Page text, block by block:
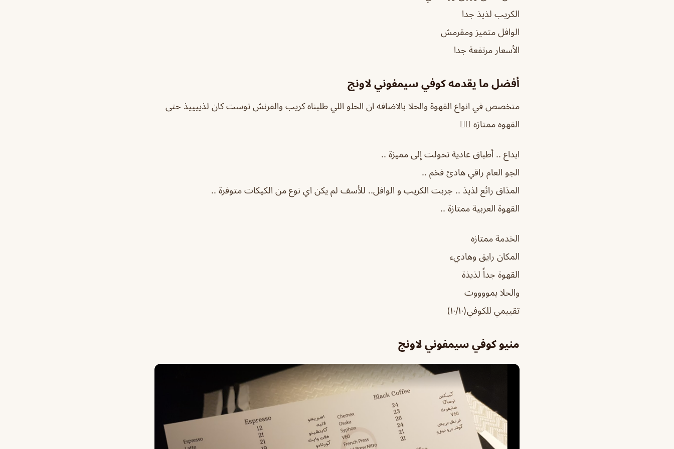
الكريب لذيذ جدا
الوافل متميز ومقرمش
الأسعار مرتفعة جدا
أفضل ما يقدمه كوفي سيمفوني لاونج
متخصص في انواع القهوة والحلا بالاضافه ان الحلو اللي طلبناه كريب والفرنش توست كان لذييييذ حتى
القهوه ممتازه 👍🏻
ابداع .. أطباق عادية تحولت إلى مميزة ..
الجو العام راقي هادئ فخم ..
المذاق رائع لذيذ .. جربت الكريب و الوافل.. للأسف لم يكن اي نوع من الكيكات متوفرة ..
القهوة العربية ممتازة ..
الخدمة ممتازه
المكان رايق وهاديء
القهوة جداً لذيذة
والحلا يمووووت
تقييمي للكوفي(١٠/١٠)
منيو كوفي سيمفوني لاونج